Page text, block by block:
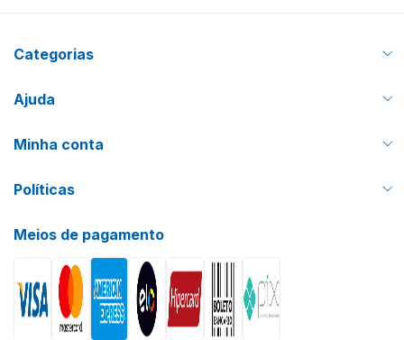
Categorias
Ajuda
Minha conta
Políticas
Meios de pagamento